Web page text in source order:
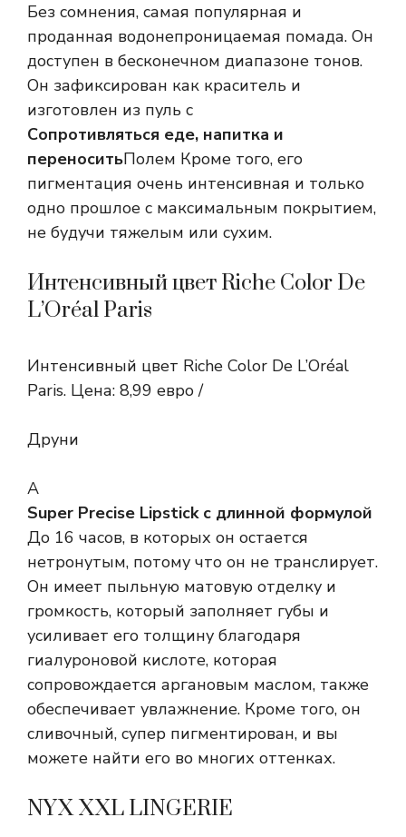
Без сомнения, самая популярная и
проданная водонепроницаемая помада. Он
доступен в бесконечном диапазоне тонов.
Он зафиксирован как краситель и
изготовлен из пуль с
Сопротивляться еде, напитка и
переноситьПолем Кроме того, его
пигментация очень интенсивная и только
одно прошлое с максимальным покрытием,
не будучи тяжелым или сухим.
Интенсивный цвет Riche Color De
L’Oréal Paris
Интенсивный цвет Riche Color De L’Oréal
Paris. Цена: 8,99 евро /
Друни
А
Super Precise Lipstick с длинной формулой
До 16 часов, в которых он остается
нетронутым, потому что он не транслирует.
Он имеет пыльную матовую отделку и
громкость, который заполняет губы и
усиливает его толщину благодаря
гиалуроновой кислоте, которая
сопровождается аргановым маслом, также
обеспечивает увлажнение. Кроме того, он
сливочный, супер пигментирован, и вы
можете найти его во многих оттенках.
NYX XXL LINGERIE